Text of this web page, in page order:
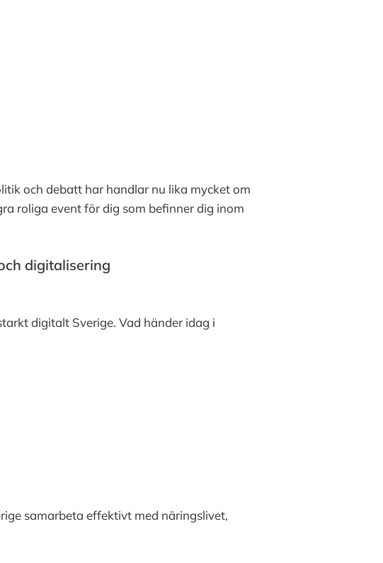
och debatt har handlar nu lika mycket om
roliga event för dig som befinner dig inom
digitalisering
digitalt Sverige. Vad händer idag i
samarbeta effektivt med näringslivet,